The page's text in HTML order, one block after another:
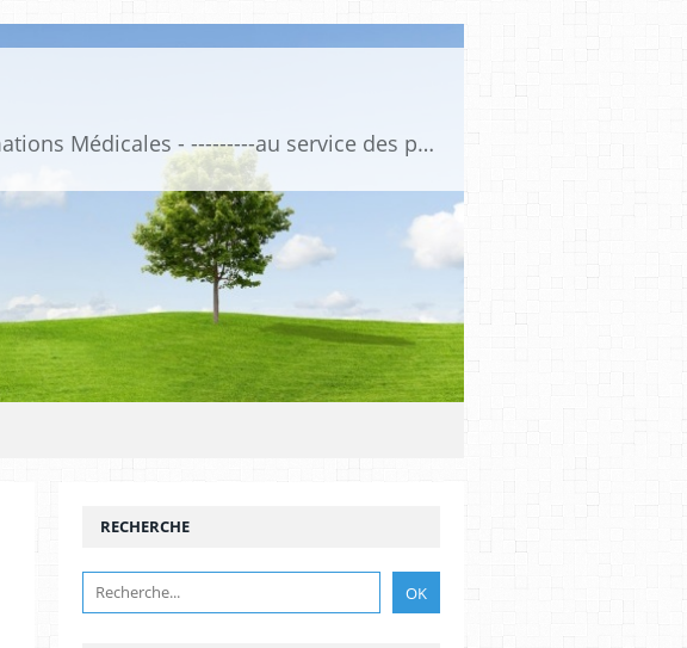
Association de Formation Médicale Continue - Formation et Informations Médicales - ---------au service des professionnels de santé et de la santé ------------ depuis 1974
RECHERCHE